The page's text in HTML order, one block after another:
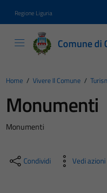
Regione Liguria
Comune di
Home / Vivere Il Comune /
Monumenti
Monumenti
Condividi Vedi azioni